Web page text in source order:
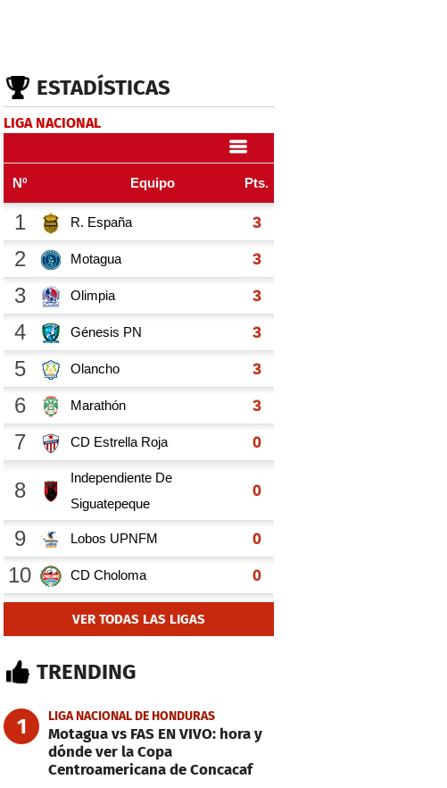
ESTADÍSTICAS
LIGA NACIONAL
VER TODAS LAS LIGAS
TRENDING
1 LIGA NACIONAL DE HONDURAS
Motagua vs FAS EN VIVO: hora y
dónde ver la Copa
Centroamericana de Concacaf